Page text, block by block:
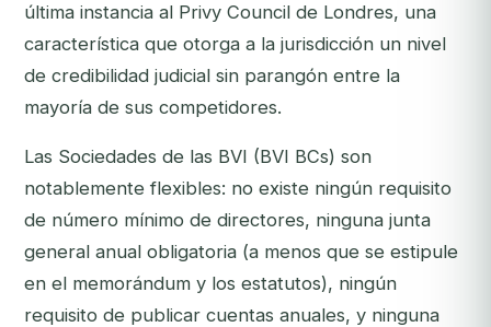
última instancia al Privy Council de Londres, una
característica que otorga a la jurisdicción un nivel
de credibilidad judicial sin parangón entre la
mayoría de sus competidores.
Las Sociedades de las BVI (BVI BCs) son
notablemente flexibles: no existe ningún requisito
de número mínimo de directores, ninguna junta
general anual obligatoria (a menos que se estipule
en el memorándum y los estatutos), ningún
requisito de publicar cuentas anuales, y ninguna